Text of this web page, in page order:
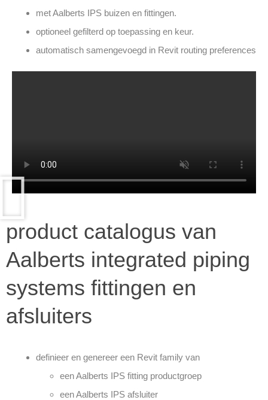
met Aalberts IPS buizen en fittingen.
optioneel gefilterd op toepassing en keur.
automatisch samengevoegd in Revit routing preferences
product catalogus van
Aalberts integrated piping
systems fittingen en
afsluiters
definieer en genereer een Revit family van
een Aalberts IPS fitting productgroep
een Aalberts IPS afsluiter